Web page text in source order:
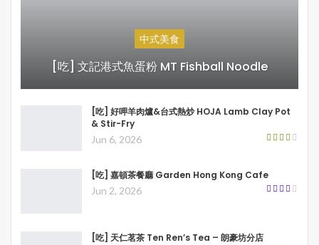
中式美食
[吃] 文記港式魚蛋粉 MT Fishball Noodle
[吃] 好呷羊肉爐&台式熱炒 HOJA Lamb Clay Pot
& Stir-Fry
Jun 6, 2026
[吃] 嘉頓茶餐廳 Garden Hong Kong Cafe
Jun 2, 2026
[吃] 天仁茗茶 Ten Ren’s Tea – 朗豪坊分店